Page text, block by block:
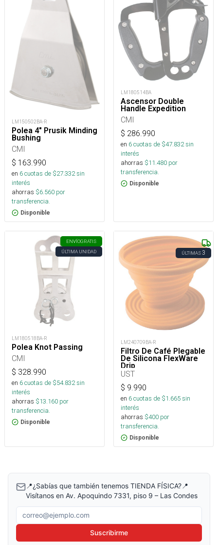
LM150502BA-R
Polea 4" Prusik Minding
Bushing
CMI
$ 163.990
en 6cuotas de $27.332sin
interés
ahorras $6.560 por
transferencia.
Disponible
LM180514BA
Ascensor Double
Handle Expedition
CMI
$ 286.990
en 6cuotas de $47.832sin
interés
ahorras $11.480 por
transferencia.
Disponible
ENVÍOGRATIS
ÚLTIMA UNIDAD
LM180518BA-R
Polea Knot Passing
CMI
$ 328.990
en 6cuotas de $54.832sin
interés
ahorras $13.160 por
transferencia.
Disponible
ÚLTIMAS3
LM240709BA-R
Filtro De Café Plegable
De Silicona FlexWare
Drip
UST
$ 9.990
en 6cuotas de $1.665sin
interés
ahorras $400 por
transferencia.
Disponible
📍¿Sabías que también tenemos TIENDA FÍSICA?📍
Visítanos en Av. Apoquindo 7331, piso 9 – Las Condes
Correo electrónico
Suscribirme